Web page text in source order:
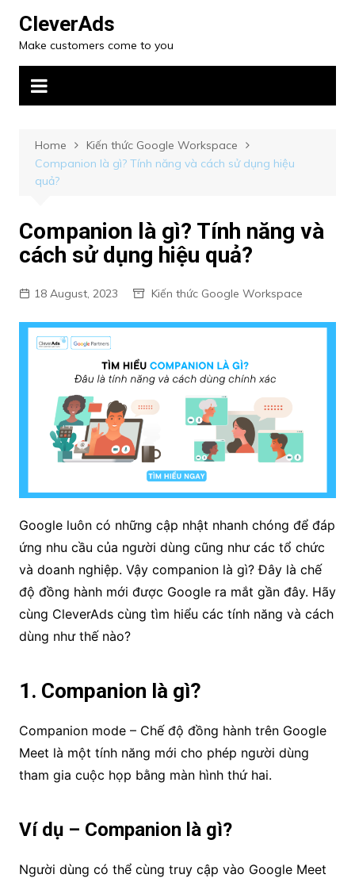
CleverAds
Make customers come to you
Home
Kiến thức Google Workspace
Companion là gì? Tính năng và cách sử dụng hiệu
quả?
Companion là gì? Tính năng và
cách sử dụng hiệu quả?
18 August, 2023 Kiến thức Google Workspace
Google luôn có những cập nhật nhanh chóng để đáp
ứng nhu cầu của người dùng cũng như các tổ chức
và doanh nghiệp. Vậy companion là gì? Đây là chế
độ đồng hành mới được Google ra mắt gần đây. Hãy
cùng CleverAds cùng tìm hiểu các tính năng và cách
dùng như thế nào?
1. Companion là gì?
Companion mode – Chế độ đồng hành trên Google
Meet là một tính năng mới cho phép người dùng
tham gia cuộc họp bằng màn hình thứ hai.
Ví dụ – Companion là gì?
Người dùng có thể cùng truy cập vào Google Meet